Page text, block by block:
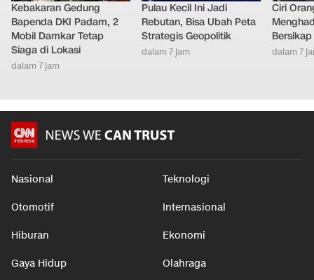
Kebakaran Gedung
Bapenda DKI Padam, 2
Mobil Damkar Tetap
Siaga di Lokasi
dalam 7 jam
Pulau Kecil Ini Jadi
Rebutan, Bisa Ubah Peta
Strategis Geopolitik
dalam 7 jam
Ciri
dalam 7
Nasional Teknologi
Otomotif Internasional
Hiburan Ekonomi
Gaya Hidup Olahraga